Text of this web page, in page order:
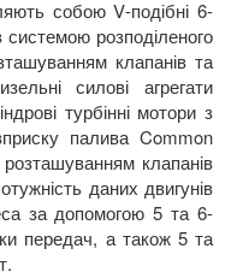
собоюV-подібні 6-
системою розподіленого
клапанів та
силові агрегати
турбінні мотори з
палива Common
клапанів
даних двигунів
за допомогою 5 та 6-
передач, а також 5 та